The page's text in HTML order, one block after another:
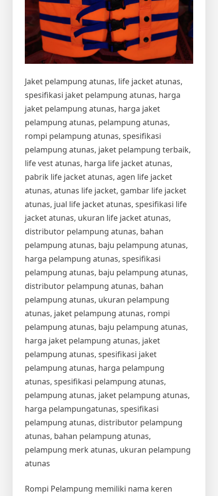
Jaket pelampung atunas, life jacket atunas,
spesifikasi jaket pelampung atunas, harga
jaket pelampung atunas, harga jaket
pelampung atunas, pelampung atunas,
rompi pelampung atunas, spesifikasi
pelampung atunas, jaket pelampung terbaik,
life vest atunas, harga life jacket atunas,
pabrik life jacket atunas, agen life jacket
atunas, atunas life jacket, gambar life jacket
atunas, jual life jacket atunas, spesifikasi life
jacket atunas, ukuran life jacket atunas,
distributor pelampung atunas, bahan
pelampung atunas, baju pelampung atunas,
harga pelampung atunas, spesifikasi
pelampung atunas, baju pelampung atunas,
distributor pelampung atunas, bahan
pelampung atunas, ukuran pelampung
atunas, jaket pelampung atunas, rompi
pelampung atunas, baju pelampung atunas,
harga jaket pelampung atunas, jaket
pelampung atunas, spesifikasi jaket
pelampung atunas, harga pelampung
atunas, spesifikasi pelampung atunas,
pelampung atunas, jaket pelampung atunas,
harga pelampungatunas, spesifikasi
pelampung atunas, distributor pelampung
atunas, bahan pelampung atunas,
pelampung merk atunas, ukuran pelampung
atunas
Rompi Pelampung memiliki nama keren